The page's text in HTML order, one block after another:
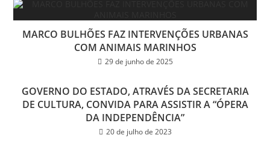
MARCO BULHÕES FAZ INTERVENÇÕES URBANAS
COM ANIMAIS MARINHOS
29 de junho de 2025
GOVERNO DO ESTADO, ATRAVÉS DA SECRETARIA
DE CULTURA, CONVIDA PARA ASSISTIR A “ÓPERA
DA INDEPENDÊNCIA”
20 de julho de 2023